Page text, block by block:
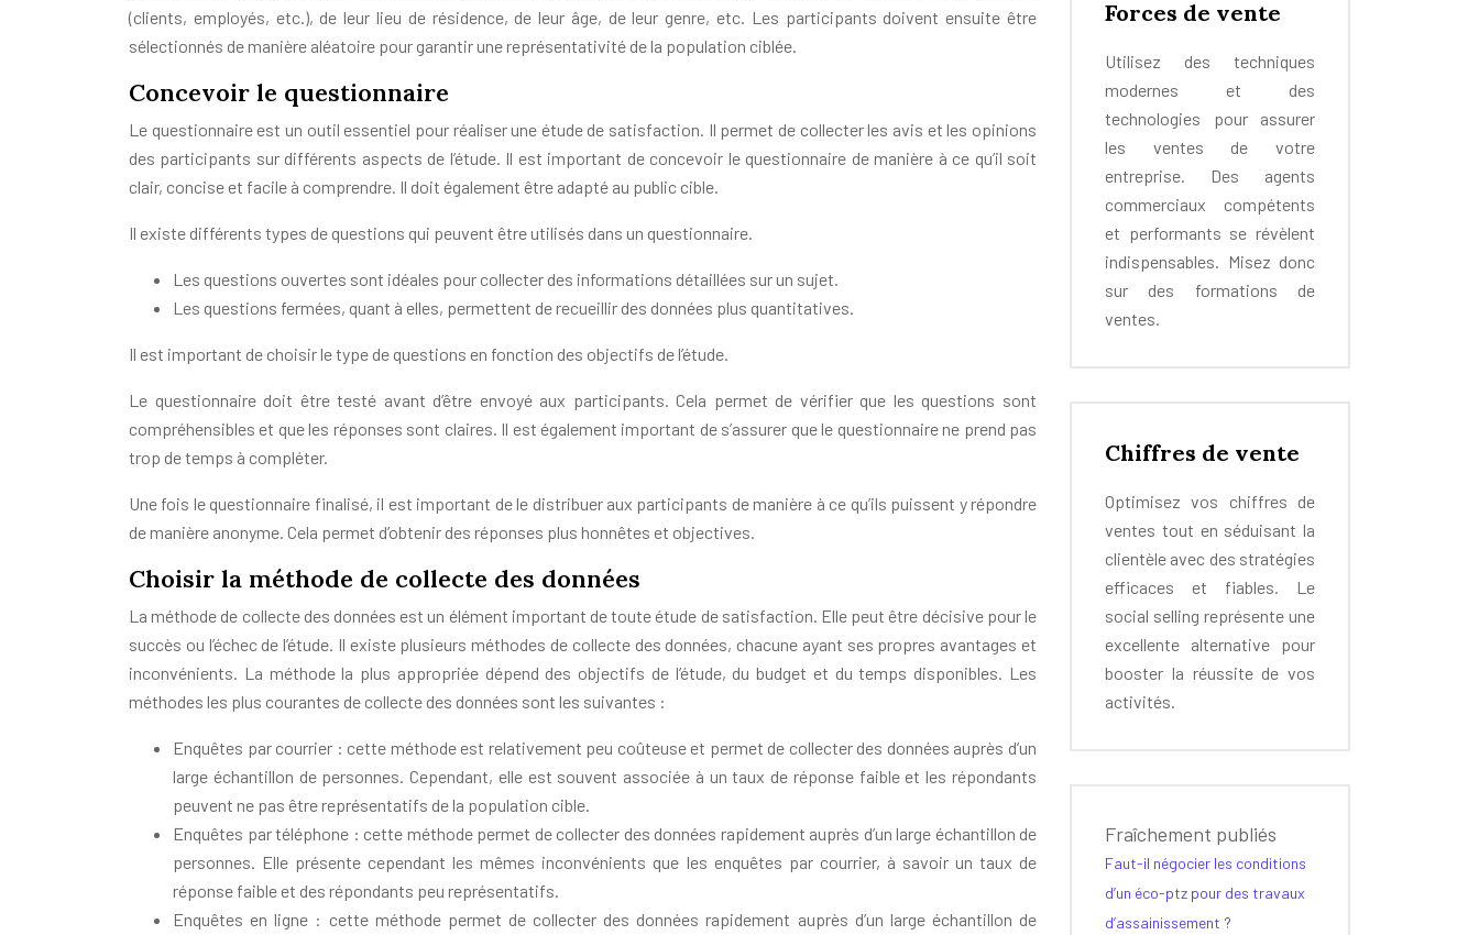
(clients, employés, etc.), de leur lieu de résidence, de leur âge, de leur genre, etc. Les participants doivent ensuite être
sélectionnés de manière aléatoire pour garantir une représentativité de la population ciblée.
Concevoir le questionnaire
Le questionnaire est un outil essentiel pour réaliser une étude de satisfaction. Il permet de collecter les avis et les opinions
des participants sur différents aspects de l’étude. Il est important de concevoir le questionnaire de manière à ce qu’il soit
clair, concise et facile à comprendre. Il doit également être adapté au public cible.
Il existe différents types de questions qui peuvent être utilisés dans un questionnaire.
Les questions ouvertes sont idéales pour collecter des informations détaillées sur un sujet.
Les questions fermées, quant à elles, permettent de recueillir des données plus quantitatives.
Il est important de choisir le type de questions en fonction des objectifs de l’étude.
Le questionnaire doit être testé avant d’être envoyé aux participants. Cela permet de vérifier que les questions sont
compréhensibles et que les réponses sont claires. Il est également important de s’assurer que le questionnaire ne prend pas
trop de temps à compléter.
Une fois le questionnaire finalisé, il est important de le distribuer aux participants de manière à ce qu’ils puissent y répondre
de manière anonyme. Cela permet d’obtenir des réponses plus honnêtes et objectives.
Choisir la méthode de collecte des données
La méthode de collecte des données est un élément important de toute étude de satisfaction. Elle peut être décisive pour le
succès ou l’échec de l’étude. Il existe plusieurs méthodes de collecte des données, chacune ayant ses propres avantages et
inconvénients. La méthode la plus appropriée dépend des objectifs de l’étude, du budget et du temps disponibles. Les
méthodes les plus courantes de collecte des données sont les suivantes :
Enquêtes par courrier : cette méthode est relativement peu coûteuse et permet de collecter des données auprès d’un
large échantillon de personnes. Cependant, elle est souvent associée à un taux de réponse faible et les répondants
peuvent ne pas être représentatifs de la population cible.
Enquêtes par téléphone : cette méthode permet de collecter des données rapidement auprès d’un large échantillon de
personnes. Elle présente cependant les mêmes inconvénients que les enquêtes par courrier, à savoir un taux de
réponse faible et des répondants peu représentatifs.
Enquêtes en ligne : cette méthode permet de collecter des données rapidement auprès d’un large échantillon de
Forces de vente
Utilisez des techniques
modernes et des
technologies pour assurer
les ventes de votre
entreprise. Des agents
commerciaux compétents
et performants se révèlent
indispensables. Misez donc
sur des formations de
ventes.
Chiffres de vente
Optimisez vos chiffres de
ventes tout en séduisant la
clientèle avec des stratégies
efficaces et fiables. Le
social selling représente une
excellente alternative pour
booster la réussite de vos
activités.
Fraîchement publiés
Faut-il négocier les conditions
d’un éco-ptz pour des travaux
d’assainissement ?